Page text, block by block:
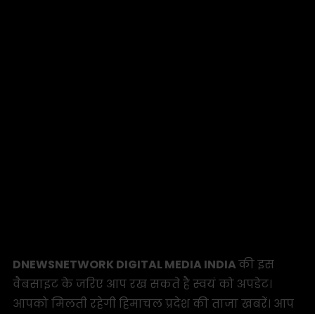
DNEWSNETWORK DIGITAL MEDIA INDIAकी इस
वैबसाइट के जरिए आप रख सकते है स्वयं को अपडेट।
आपको मिलती रहेगी हिमाचल प्रदेश की ताजा खबरें। आप